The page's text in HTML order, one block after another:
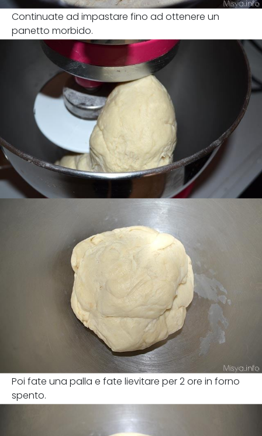
Continuate ad impastare fino ad ottenere un
panetto morbido.
Poi fate una palla e fate lievitare per 2 ore in forno
spento.